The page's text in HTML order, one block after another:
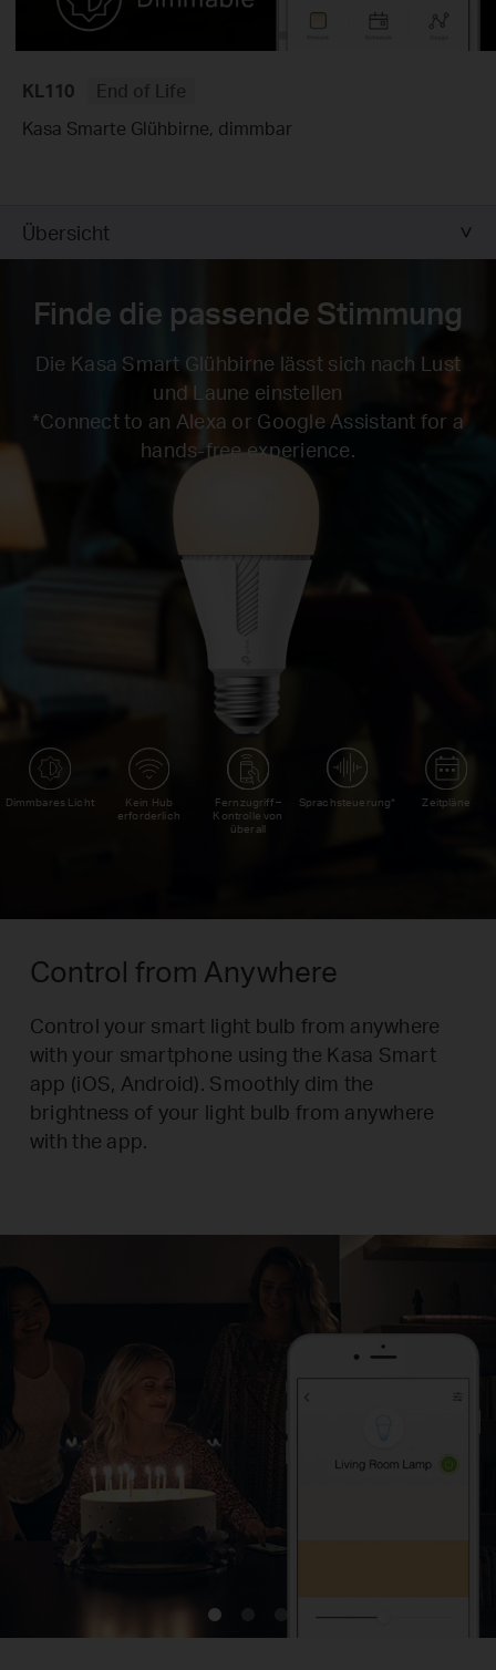
KL110
End of Life
Kasa Smarte Glühbirne, dimmbar
Übersicht
Finde die passende Stimmung
Die Kasa Smart Glühbirne lässt sich nach Lust
und Laune einstellen
Dimmbares Licht
Kein Hub
erforderlich
Fernzugriff –
Kontrolle von
überall
Sprachsteuerung* Zeitpläne
*Connect to an Alexa or Google Assistant for a
hands-free experience.
Control from Anywhere
Control your smart light bulb from anywhere
with your smartphone using the Kasa Smart
app (iOS, Android). Smoothly dim the
brightness of your light bulb from anywhere
with the app.